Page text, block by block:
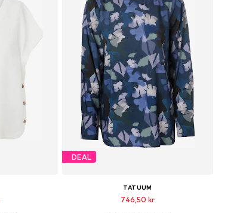
DEAL
TATUUM
746,50 kr